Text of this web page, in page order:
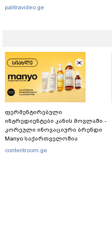
palitravideo.ge
ფერმენტირებული
ინგრედიენტები კანის მოვლაში -
კორეული ინოვაციური ბრენდი
Manyo საქართველოშია
contentroom.ge